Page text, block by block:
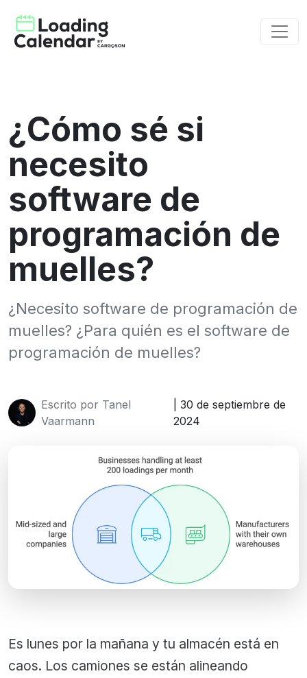
¿Cómo sé si
necesito
software de
programación de
muelles?
¿Necesito software de programación de
muelles? ¿Para quién es el software de
programación de muelles?
Escrito por Tanel
Vaarmann
| 30 de septiembre de
2024
Es lunes por la mañana y tu almacén está en
caos. Los camiones se están alineando